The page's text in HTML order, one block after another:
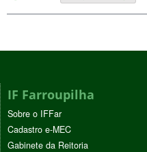
IF Farroupilha
Sobre o IFFar
Cadastro e-MEC
Gabinete da Reitoria